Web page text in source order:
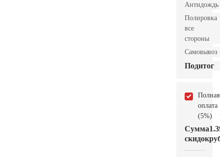
Антидождь
Полировка
все
стороны
Самовывоз
Подитог
Полная
оплата
(5%)
Сумма
скидок